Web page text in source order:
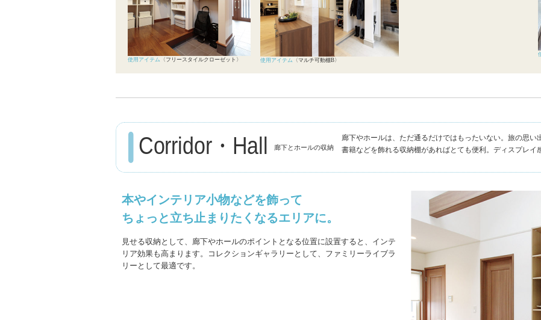
使用アイテム 〈フリースタイルクローゼット〉 使用アイテム 〈マルチ可動棚B〉
Corridor・Hall 廊下とホールの収納
廊下やホールは、ただ通るだけではもったいない。旅の思い
書籍などを飾れる収納棚があればとても便利。ディスプレイ
本やインテリア小物などを飾って
ちょっと立ち止まりたくなるエリアに。
見せる収納として、廊下やホールのポイントとなる位置に設置すると、インテ
リア効果も高まります。コレクションギャラリーとして、ファミリーライブラ
リーとして最適です。